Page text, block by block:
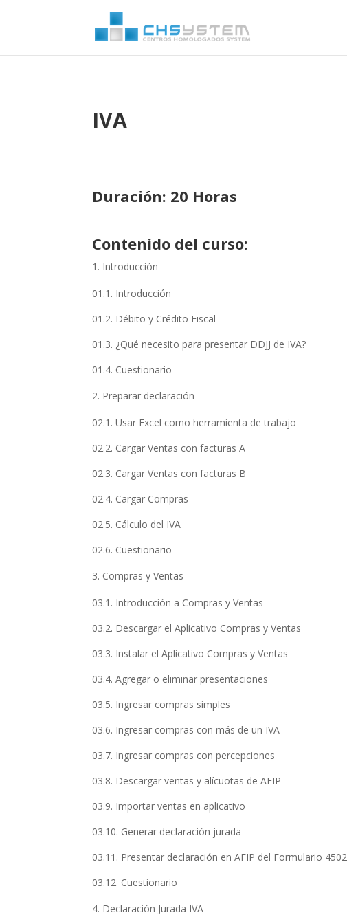
IVA
Duración: 20 Horas
Contenido del curso:
Introducción
01.1. Introducción
01.2. Débito y Crédito Fiscal
01.3. ¿Qué necesito para presentar DDJJ de IVA?
01.4. Cuestionario
Preparar declaración
02.1. Usar Excel como herramienta de trabajo
02.2. Cargar Ventas con facturas A
02.3. Cargar Ventas con facturas B
02.4. Cargar Compras
02.5. Cálculo del IVA
02.6. Cuestionario
Compras y Ventas
03.1. Introducción a Compras y Ventas
03.2. Descargar el Aplicativo Compras y Ventas
03.3. Instalar el Aplicativo Compras y Ventas
03.4. Agregar o eliminar presentaciones
03.5. Ingresar compras simples
03.6. Ingresar compras con más de un IVA
03.7. Ingresar compras con percepciones
03.8. Descargar ventas y alícuotas de AFIP
03.9. Importar ventas en aplicativo
03.10. Generar declaración jurada
03.11. Presentar declaración en AFIP del Formulario 4502
03.12. Cuestionario
Declaración Jurada IVA